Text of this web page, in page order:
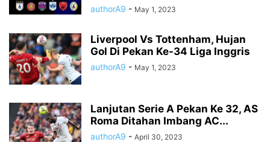
authorA9 - May 1, 2023
Liverpool Vs Tottenham, Hujan
Gol Di Pekan Ke-34 Liga Inggris
authorA9 - May 1, 2023
Lanjutan Serie A Pekan Ke 32, AS
Roma Ditahan Imbang AC...
authorA9 - April 30, 2023